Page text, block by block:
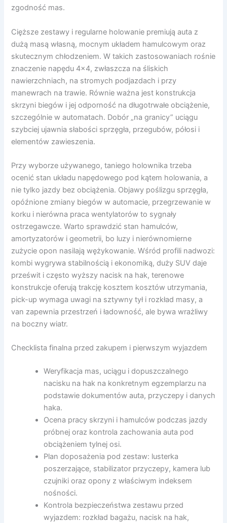
zgodność mas.
Cięższe zestawy i regularne holowanie premiują auta z
dużą masą własną, mocnym układem hamulcowym oraz
skutecznym chłodzeniem. W takich zastosowaniach rośnie
znaczenie napędu 4×4, zwłaszcza na śliskich
nawierzchniach, na stromych podjazdach i przy
manewrach na trawie. Równie ważna jest konstrukcja
skrzyni biegów i jej odporność na długotrwałe obciążenie,
szczególnie w automatach. Dobór „na granicy” uciągu
szybciej ujawnia słabości sprzęgła, przegubów, półosi i
elementów zawieszenia.
Przy wyborze używanego, taniego holownika trzeba
ocenić stan układu napędowego pod kątem holowania, a
nie tylko jazdy bez obciążenia. Objawy poślizgu sprzęgła,
opóźnione zmiany biegów w automacie, przegrzewanie w
korku i nierówna praca wentylatorów to sygnały
ostrzegawcze. Warto sprawdzić stan hamulców,
amortyzatorów i geometrii, bo luzy i nierównomierne
zużycie opon nasilają wężykowanie. Wśród profili nadwozi:
kombi wygrywa stabilnością i ekonomiką, duży SUV daje
prześwit i często wyższy nacisk na hak, terenowe
konstrukcje oferują trakcję kosztem kosztów utrzymania,
pick-up wymaga uwagi na sztywny tył i rozkład masy, a
van zapewnia przestrzeń i ładowność, ale bywa wrażliwy
na boczny wiatr.
Checklista finalna przed zakupem i pierwszym wyjazdem
Weryfikacja mas, uciągu i dopuszczalnego
nacisku na hak na konkretnym egzemplarzu na
podstawie dokumentów auta, przyczepy i danych
haka.
Ocena pracy skrzyni i hamulców podczas jazdy
próbnej oraz kontrola zachowania auta pod
obciążeniem tylnej osi.
Plan doposażenia pod zestaw: lusterka
poszerzające, stabilizator przyczepy, kamera lub
czujniki oraz opony z właściwym indeksem
nośności.
Kontrola bezpieczeństwa zestawu przed
wyjazdem: rozkład bagażu, nacisk na hak,